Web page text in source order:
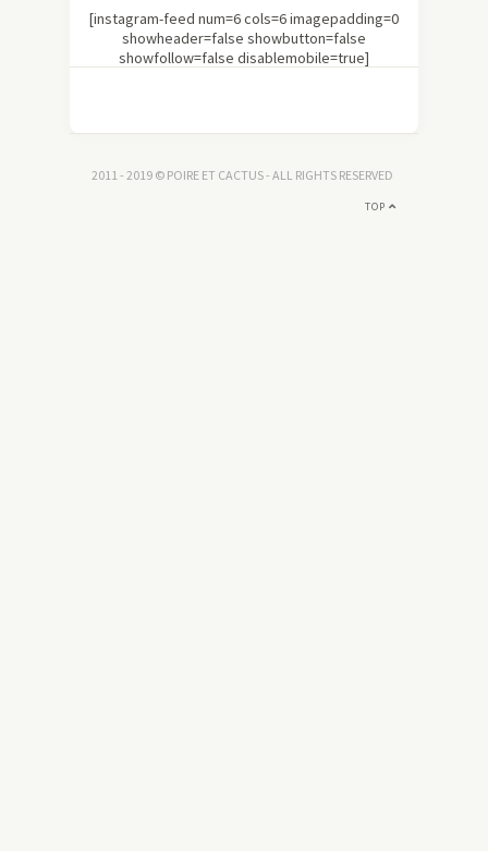
[instagram-feed num=6 cols=6 imagepadding=0
showheader=false showbutton=false
showfollow=false disablemobile=true]
2011 - 2019 © POIRE ET CACTUS - ALL RIGHTS RESERVED
TOP